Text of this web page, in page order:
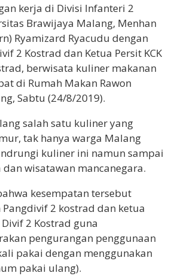
kerja di Divisi Infanteri 2
Brawijaya Malang, Menhan
Ryamizard Ryacudu dengan
2 Kostrad dan Ketua Persit KCK
berwisata kuliner makanan
di Rumah Makan Rawon
Sabtu (24/8/2019).
salah satu kuliner yang
tak hanya warga Malang
kuliner ini namun sampai
dan wisatawan mancanegara.
kesempatan tersebut
2 kostrad dan ketua
Divif 2 Kostrad guna
pengurangan penggunaan
pakai dengan menggunakan
pakai ulang).